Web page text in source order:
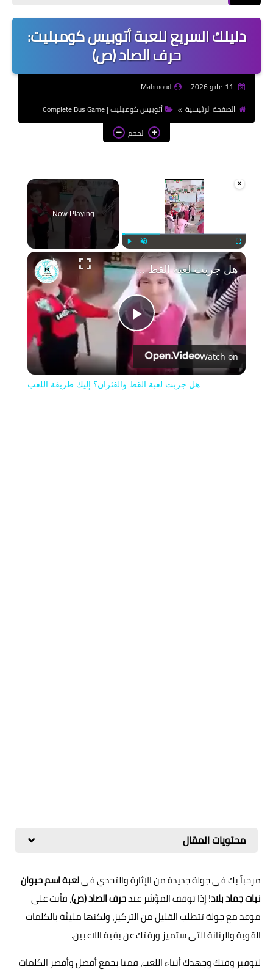
Radio
موضوعات تعبير | Essay
Topics
الذكاء الاصطناعي | Artificial
Intelligence
دليلك السريع للعبة أتوبيس كومبليت:
حرف الصاد (ص)
Mahmoud
الصفحة الرئيسية
أتوبيس كومبليت | Complete Bus Game
الحجم
×
Unmute Fullscreen
Now Playing
Play
Video
هل جربت لعبة القط والفئران؟ إليك طريقة اللعب
Watch on
هل جربت لعبة القط والفئران؟ إليك طريقة اللعب
محتويات المقال
مرحباً بك في جولة جديدة من الإثارة والتحدي فيلعبة اسم حيوان
نبات جماد بلاد! إذا توقف المؤشر عندحرف الصاد (ص)، فأنت على
موعد مع جولة تتطلب القليل من التركيز، ولكنها مليئة بالكلمات
القوية والرنانة التي ستميز ورقتك عن بقية اللاعبين.
لتوفير وقتك وجهدك أثناء اللعب، قمنا بجمع أفضل وأقصر الكلمات